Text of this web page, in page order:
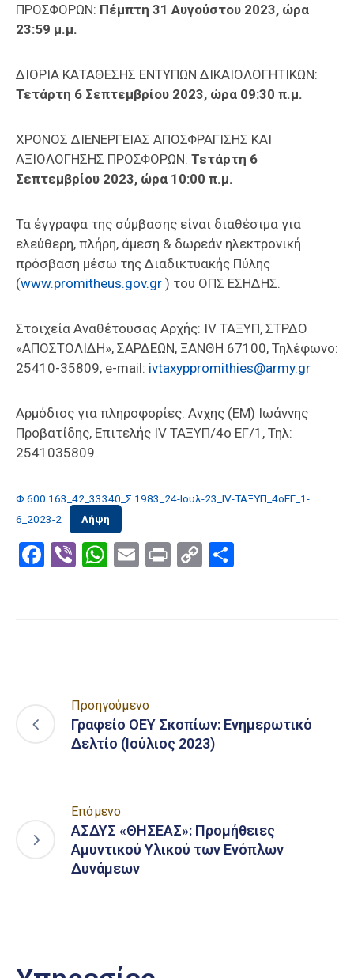
ΠΡΟΣΦΟΡΩΝ: Πέμπτη 31 Αυγούστου 2023, ώρα
23:59 μ.μ.
ΔΙΟΡΙΑ ΚΑΤΑΘΕΣΗΣ ΕΝΤΥΠΩΝ ΔΙΚΑΙΟΛΟΓΗΤΙΚΩΝ:
Τετάρτη 6 Σεπτεμβρίου 2023, ώρα 09:30 π.μ.
ΧΡΟΝΟΣ ΔΙΕΝΕΡΓΕΙΑΣ ΑΠΟΣΦΡΑΓΙΣΗΣ ΚΑΙ
ΑΞΙΟΛΟΓΗΣΗΣ ΠΡΟΣΦΟΡΩΝ: Τετάρτη 6
Σεπτεμβρίου 2023, ώρα 10:00 π.μ.
Τα έγγραφα της σύμβασης είναι διαθέσιμα για
ελεύθερη, πλήρη, άμεση & δωρεάν ηλεκτρονική
πρόσβαση μέσω της Διαδικτυακής Πύλης
(www.promitheus.gov.gr ) του ΟΠΣ ΕΣΗΔΗΣ.
Στοιχεία Αναθέτουσας Αρχής: IV ΤΑΞΥΠ, ΣΤΡΔΟ
«ΑΠΟΣΤΟΛΙΔΗ», ΣΑΡΔΕΩΝ, ΞΑΝΘΗ 67100, Τηλέφωνο:
25410-35809, e-mail: ivtaxyppromithies@army.gr
Αρμόδιος για πληροφορίες: Ανχης (ΕΜ) Ιωάννης
Προβατίδης, Επιτελής IV ΤΑΞΥΠ/4ο ΕΓ/1, Τηλ:
2541035809.
Φ.600.163_42_33340_Σ.1983_24-Ιουλ-23_IV-ΤΑΞΥΠ_4οΕΓ_1-
6_2023-2
Λήψη
Facebook
ViberWhatsApp
EmailPrintCopy
Προηγούμενο
Γραφείο ΟΕΥ Σκοπίων: Ενημερωτικό
Δελτίο (Ιούλιος 2023)
Επόμενο
ΑΣΔΥΣ «ΘΗΣΕΑΣ»: Προμήθειες
Αμυντικού Υλικού των Ενόπλων
Δυνάμεων